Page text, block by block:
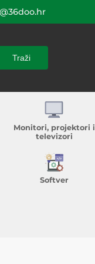
Traži
Traži
Monitori, projektori i
televizori
Softver